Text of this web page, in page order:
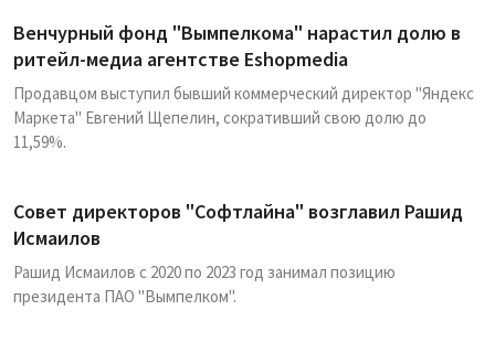
Венчурный фонд "Вымпелкома" нарастил долю в
ритейл-медиа агентстве Eshopmedia
Продавцом выступил бывший коммерческий директор "Яндекс
Маркета" Евгений Щепелин, сокративший свою долю до
11,59%.
Cовет директоров "Софтлайна" возглавил Рашид
Исмаилов
Рашид Исмаилов с 2020 по 2023 год занимал позицию
президента ПАО "Вымпелком".